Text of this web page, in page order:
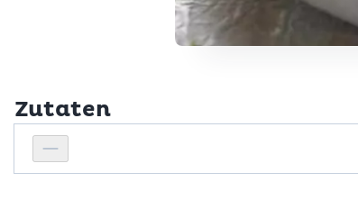
Zutaten
Personenanzahl verringern
Personenanzahl